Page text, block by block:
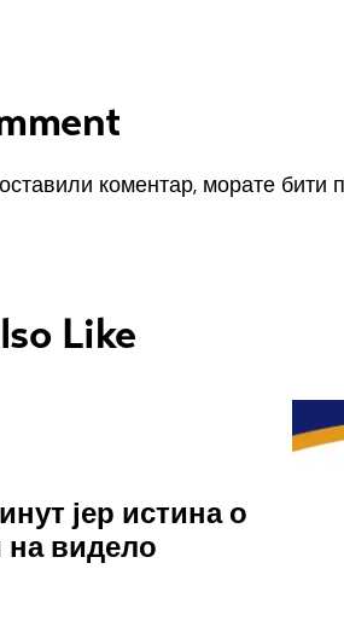
коментар, морате бити
Like
јер истина о
видело